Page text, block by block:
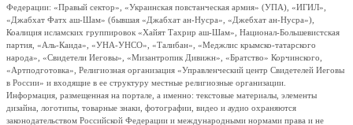
Федерации: «Правый сектор», «Украинская повстанческая армия» (УПА), «ИГИЛ»,
«Джабхат Фатх аш-Шам» (бывшая «Джабхат ан-Нусра», «Джебхат ан-Нусра»),
Коалиция исламских группировок «Хайят Тахрир аш-Шам», Национал-Большевистская
партия, «Аль-Каида», «УНА-УНСО», «Талибан», «Меджлис крымско-татарского
народа», «Свидетели Иеговы», «Мизантропик Дивижн», «Братство» Корчинского,
«Артподготовка», Религиозная организация «Управленческий центр Свидетелей Иеговы
в России» и входящие в ее структуру местные религиозные организации.
Информация, размещенная на портале, а именно: текстовые материалы, элементы
дизайна, логотипы, товарные знаки, фотографии, видео и аудио охраняются
законодательством Российской Федерации и международными нормами права и не